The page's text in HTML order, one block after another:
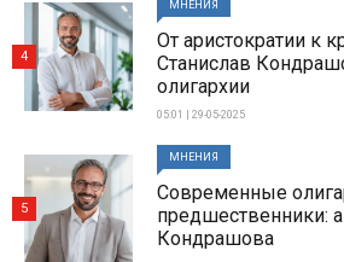
МНЕНИЯ
От аристократии к
Станислав
олигархии
05:01 | 29-05-2025
4
МНЕНИЯ
Современные
предшественники:
Кондрашова
5